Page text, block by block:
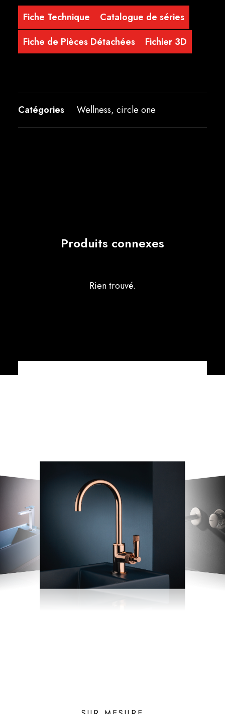
Fiche Technique
Catalogue de séries
Fiche de Pièces Détachées
Fichier 3D
Catégories Wellness, circle one
Produits connexes
Rien trouvé.